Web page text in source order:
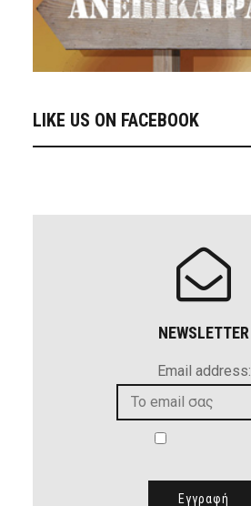
LIKE US ON FACEBOOK
NEWSLETTER
Email address: